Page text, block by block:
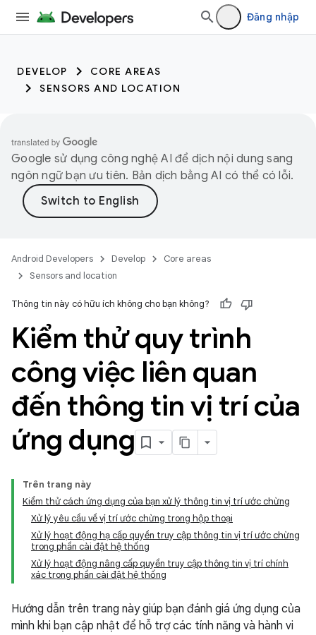
Đăng nhập
DEVELOP
CORE AREAS
SENSORS AND LOCATION
Google sử dụng công nghệ AI để dịch nội dung sang
ngôn ngữ bạn ưu tiên. Bản dịch bằng AI có thể có lỗi.
Android Developers Develop
Core areas
Sensors and location
Thông tin này có hữu ích không cho bạn không?
Kiểm thử quy trình
công việc liên quan
đến thông tin vị trí của
ứng dụng
Trên trang này
Kiểm thử cách ứng dụng của bạn xử lý thông tin vị trí ước chừng
Xử lý yêu cầu về vị trí ước chừng trong hộp thoại
Xử lý hoạt động hạ cấp quyền truy cập thông tin vị trí ước chừng
trong phần cài đặt hệ thống
Xử lý hoạt động nâng cấp quyền truy cập thông tin vị trí chính
xác trong phần cài đặt hệ thống
Hướng dẫn trên trang này giúp bạn đánh giá ứng dụng của
mình khi bạn cập nhật để hỗ trợ các tính năng và hành vi